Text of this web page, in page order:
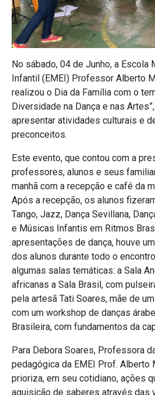
No sábado, 04 de Junho, a Escola
Infantil (EMEI) Professor Alberto
realizou o Dia da Família com o
Diversidade na Dança e nas
apresentar atividades culturais e
preconceitos.
Este evento, que contou com a
professores, alunos e seus
manhã com a recepção e café da
Após a recepção, os alunos
Tango, Jazz, Dança Sevillana,
e Músicas Infantis em Ritmos
apresentações de dança, houve
dos alunos durante todo o
algumas salas temáticas: a Sala
africanas a Sala Brasil, com
pela artesã Tati Soares, mãe de
com um workshop de danças
Brasileira, com fundamentos da
Para Debora Soares, Professora
pedagógica da EMEI Prof. Alberto
prioriza, em seu cotidiano, ações
aquisição de saberes através das